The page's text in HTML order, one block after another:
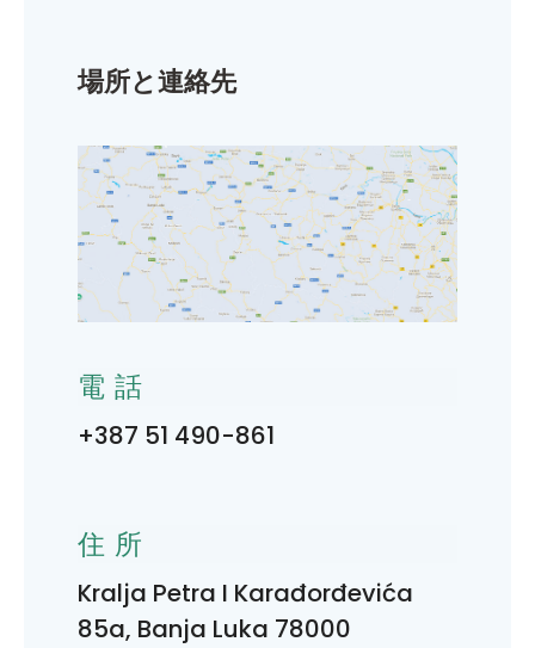
場所と連絡先
電話
+387 51 490-861
住所
Kralja Petra I Karađorđevića
85a, Banja Luka 78000